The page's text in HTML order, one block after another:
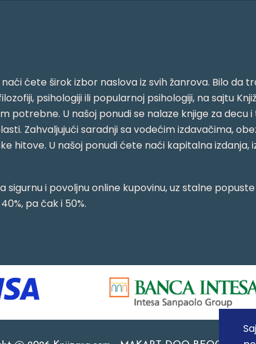
ćete širok izbor naslova iz svih žanrova. Bilo da
psihologiji ili popularnoj psihologiji, na sajtu
potrebne. U našoj ponudi se nalaze knjige za decu i
Zahvaljujući saradnji sa vodećim izdavačima,
hitove. U našoj ponudi ćete naći kapitalna izdanja,
i povoljnu online kupovinu, uz stalne popuste
pa čak i 50%.